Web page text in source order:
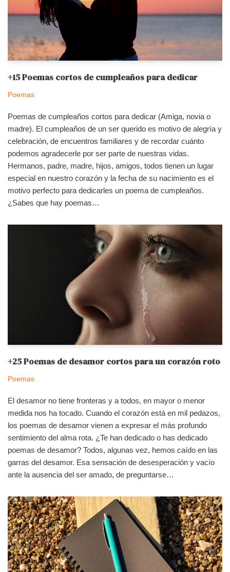
+15 Poemas cortos de cumpleaños para dedicar
Poemas
Poemas de cumpleaños cortos para dedicar (Amiga, novia o
madre). El cumpleaños de un ser querido es motivo de alegría y
celebración, de encuentros familiares y de recordar cuánto
podemos agradecerle por ser parte de nuestras vidas.
Hermanos, padre, madre, hijos, amigos, todos tienen un lugar
especial en nuestro corazón y la fecha de su nacimiento es el
motivo perfecto para dedicarles un poema de cumpleaños.
¿Sabes que hay poemas…
+25 Poemas de desamor cortos para un corazón roto
Poemas
El desamor no tiene fronteras y a todos, en mayor o menor
medida nos ha tocado. Cuando el corazón está en mil pedazos,
los poemas de desamor vienen a expresar el más profundo
sentimiento del alma rota. ¿Te han dedicado o has dedicado
poemas de desamor? Todos, algunas vez, hemos caído en las
garras del desamor. Esa sensación de desesperación y vacío
ante la ausencia del ser amado, de preguntarse…